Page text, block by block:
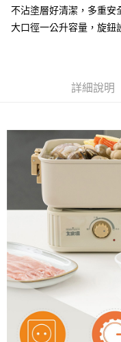
２．訂單成立數日內，您將
３．收到繳費通知簡訊後14
ATM／網路銀行／等多元方
是否繳費成功／繳費後需取
【注意事項】
１．透過由恩沛科技股份
易，需依本服務之必要範圍
權轉讓予恩沛科技股份有限
２．關於個人資料處理事宜
https://aftee.tw/terms/#terms3
３．未成年的使用者請事先
「AFTEE先享後付」，若
４．使用「AFTEE先享後
時審查核予不同之上限額
請求用戶進行身份認證。
５．嚴禁一人註冊多個帳號
恩沛科技股份有限公司將有
每筆NT$60，滿NT$499(
不沾塗層好清潔，多重安
大口徑一公升容量，旋鈕
詳細說明